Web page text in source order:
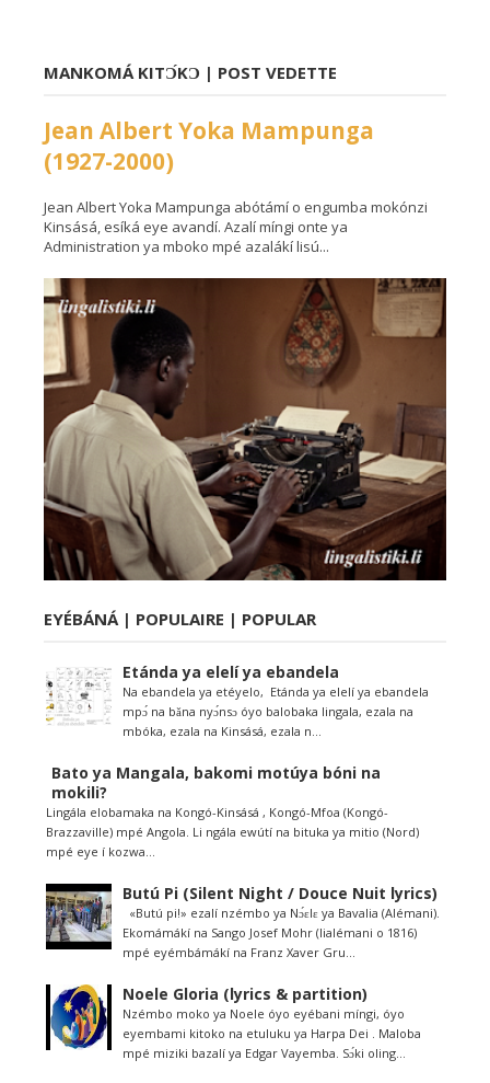
MANKOMÁ KITƆ́KƆ | POST VEDETTE
Jean Albert Yoka Mampunga
(1927-2000)
Jean Albert Yoka Mampunga abótámí o engumba mokónzi
Kinsásá, esíká eye avandí. Azalí míngi onte ya
Administration ya mboko mpé azalákí lisú...
EYÉBÁNÁ | POPULAIRE | POPULAR
Etánda ya elelí ya ebandela
Na ebandela ya etéyelo, Etánda ya elelí ya ebandela
mpɔ́ na bǎna nyɔ́nsɔ óyo balobaka lingala, ezala na
mbóka, ezala na Kinsásá, ezala n...
Bato ya Mangala, bakomi motúya bóni na
mokili?
Lingála elobamaka na Kongó-Kinsásá , Kongó-Mfoa (Kongó-
Brazzaville) mpé Angola. Li ngála ewútí na bituka ya mitio (Nord)
mpé eye í kozwa...
Butú Pi (Silent Night / Douce Nuit lyrics)
«Butú pi!» ezalí nzémbo ya Nɔ́ɛlɛ ya Bavalia (Alémani).
Ekomámákí na Sango Josef Mohr (lialémani o 1816)
mpé eyémbámákí na Franz Xaver Gru...
Noele Gloria (lyrics & partition)
Nzémbo moko ya Noele óyo eyébani míngi, óyo
eyembami kitoko na etuluku ya Harpa Dei . Maloba
mpé miziki bazalí ya Edgar Vayemba. Sɔ́ki oling...